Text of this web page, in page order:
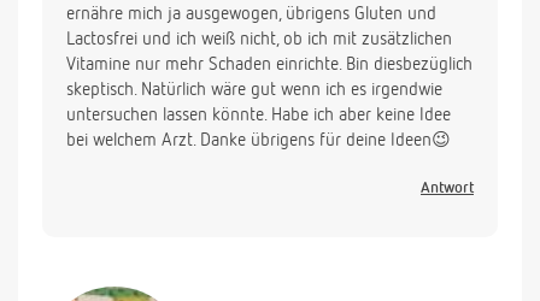
ernähre mich ja ausgewogen, übrigens Gluten und
Lactosfrei und ich weiß nicht, ob ich mit zusätzlichen
Vitamine nur mehr Schaden einrichte. Bin diesbezüglich
skeptisch. Natürlich wäre gut wenn ich es irgendwie
untersuchen lassen könnte. Habe ich aber keine Idee
bei welchem Arzt. Danke übrigens für deine Ideen😉
Antwort